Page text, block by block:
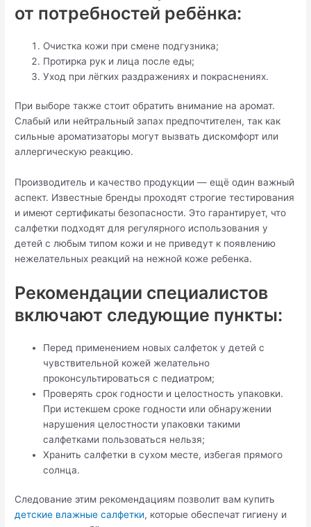
от потребностей ребёнка:
Очистка кожи при смене подгузника;
Протирка рук и лица после еды;
Уход при лёгких раздражениях и покраснениях.
При выборе также стоит обратить внимание на аромат.
Слабый или нейтральный запах предпочтителен, так как
сильные ароматизаторы могут вызвать дискомфорт или
аллергическую реакцию.
Производитель и качество продукции — ещё один важный
аспект. Известные бренды проходят строгие тестирования
и имеют сертификаты безопасности. Это гарантирует, что
салфетки подходят для регулярного использования у
детей с любым типом кожи и не приведут к появлению
нежелательных реакций на нежной коже ребенка.
Рекомендации специалистов
включают следующие пункты:
Перед применением новых салфеток у детей с
чувствительной кожей желательно
проконсультироваться с педиатром;
Проверять срок годности и целостность упаковки.
При истекшем сроке годности или обнаружении
нарушения целостности упаковки такими
салфетками пользоваться нельзя;
Хранить салфетки в сухом месте, избегая прямого
солнца.
Следование этим рекомендациям позволит вам купить
детские влажные салфетки, которые обеспечат гигиену и